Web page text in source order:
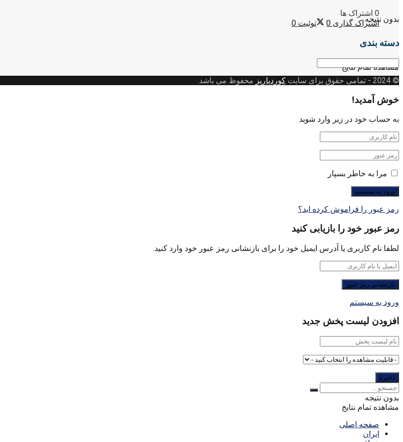
بدون نتیجه
مشاهده تمام نتایج
0 اشتراک ها
اشتراک گذاری 0 توئیت 0
دسته بندی
دسته
بندی
© 2024
- تمامی حقوق برای سایت کوردپاریز محفوظ می باشد.
خوش آمدید!
به حساب خود در زیر وارد شوید
مرا به خاطر بسپار
رمز عبور را فراموش کرده اید؟
رمز عبور خود را بازیابی کنید
لطفا نام کاربری یا آدرس ایمیل خود را برای بازنشانی رمز عبور خود وارد کنید.
ورود به سیستم
افزودن لیست پخش جدید
بدون نتیجه
مشاهده تمام نتایج
صفحه اصلی
ایران